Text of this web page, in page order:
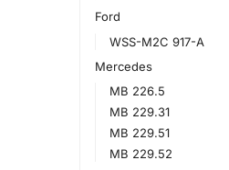
Ford
WSS-M2C 917-A
Mercedes
MB 226.5
MB 229.31
MB 229.51
MB 229.52